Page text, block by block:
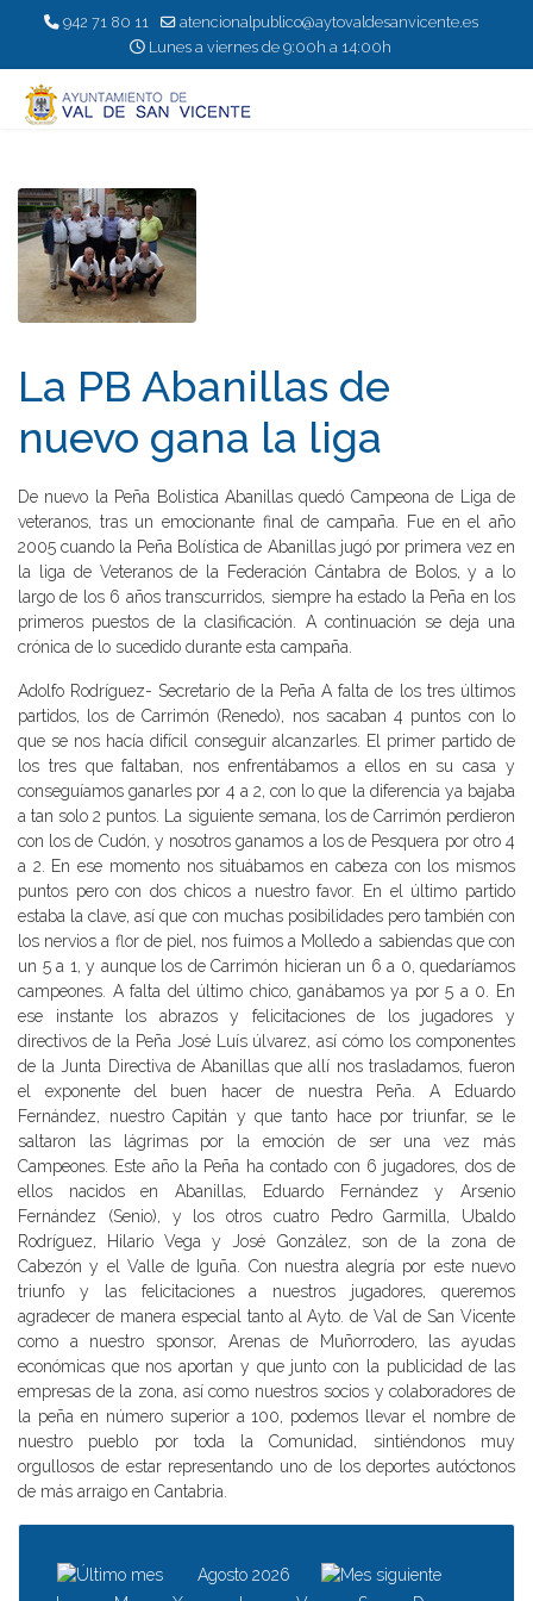
942 71 80 11
atencionalpublico@aytovaldesanvicente.es
Lunes a viernes de 9:00h a 14:00h
La PB Abanillas de
nuevo gana la liga
De nuevo la Peña Bolistica Abanillas quedó Campeona de Liga de
veteranos, tras un emocionante final de campaña. Fue en el año
2005 cuando la Peña Bolística de Abanillas jugó por primera vez en
la liga de Veteranos de la Federación Cántabra de Bolos, y a lo
largo de los 6 años transcurridos, siempre ha estado la Peña en los
primeros puestos de la clasificación. A continuación se deja una
crónica de lo sucedido durante esta campaña.
Adolfo Rodríguez- Secretario de la Peña A falta de los tres últimos
partidos, los de Carrimón (Renedo), nos sacaban 4 puntos con lo
que se nos hacía difícil conseguir alcanzarles. El primer partido de
los tres que faltaban, nos enfrentábamos a ellos en su casa y
conseguíamos ganarles por 4 a 2, con lo que la diferencia ya bajaba
a tan solo 2 puntos. La siguiente semana, los de Carrimón perdieron
con los de Cudón, y nosotros ganamos a los de Pesquera por otro 4
a 2. En ese momento nos situábamos en cabeza con los mismos
puntos pero con dos chicos a nuestro favor. En el último partido
estaba la clave, así que con muchas posibilidades pero también con
los nervios a flor de piel, nos fuimos a Molledo a sabiendas que con
un 5 a 1, y aunque los de Carrimón hicieran un 6 a 0, quedaríamos
campeones. A falta del último chico, ganábamos ya por 5 a 0. En
ese instante los abrazos y felicitaciones de los jugadores y
directivos de la Peña José Luís úlvarez, así cómo los componentes
de la Junta Directiva de Abanillas que allí nos trasladamos, fueron
el exponente del buen hacer de nuestra Peña. A Eduardo
Fernández, nuestro Capitán y que tanto hace por triunfar, se le
saltaron las lágrimas por la emoción de ser una vez más
Campeones. Este año la Peña ha contado con 6 jugadores, dos de
ellos nacidos en Abanillas, Eduardo Fernández y Arsenio
Fernández (Senio), y los otros cuatro Pedro Garmilla, Ubaldo
Rodríguez, Hilario Vega y José González, son de la zona de
Cabezón y el Valle de Iguña. Con nuestra alegría por este nuevo
triunfo y las felicitaciones a nuestros jugadores, queremos
agradecer de manera especial tanto al Ayto. de Val de San Vicente
como a nuestro sponsor, Arenas de Muñorrodero, las ayudas
económicas que nos aportan y que junto con la publicidad de las
empresas de la zona, así como nuestros socios y colaboradores de
la peña en número superior a 100, podemos llevar el nombre de
nuestro pueblo por toda la Comunidad, sintiéndonos muy
orgullosos de estar representando uno de los deportes autóctonos
de más arraigo en Cantabria.
Agosto 2026